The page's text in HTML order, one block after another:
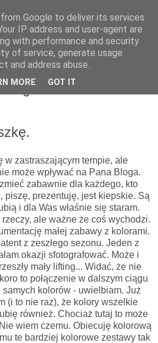
w zastraszającym tempie, ale
może wpływać na Pana Bloga.
zabawnie dla każdego, kto
piszę, prezentuję, jest kiepskie. Są
i dla Was właśnie się staram.
ale ważne że coś wychodzi.
małej zabawy z kolorami.
z zeszłego sezonu. Jeden z
okazji sfotografować. Może i
mały lifting... Widać, że nie
to połączenie w dalszym ciągu
kolorów - uwielbiam. Już
(i to nie raz), że kolory wszelkie
również. Chociaż tutaj to może
wiem czemu. Obiecuję kolorową
te bardziej kolorowe zestawy tak
Google to deliver its services
IP address and user-agent are
with performance and security
of service, generate usage
and address abuse.
MORE GOT IT